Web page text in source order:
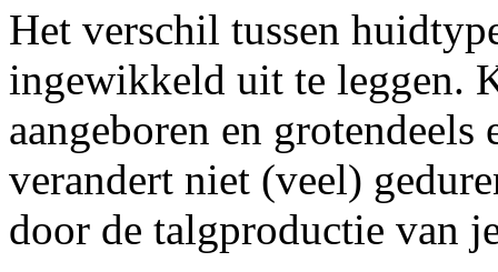
Het verschil tussen
ingewikkeld uit te leggen.
aangeboren en
verandert niet (veel)
door de talgproductie van